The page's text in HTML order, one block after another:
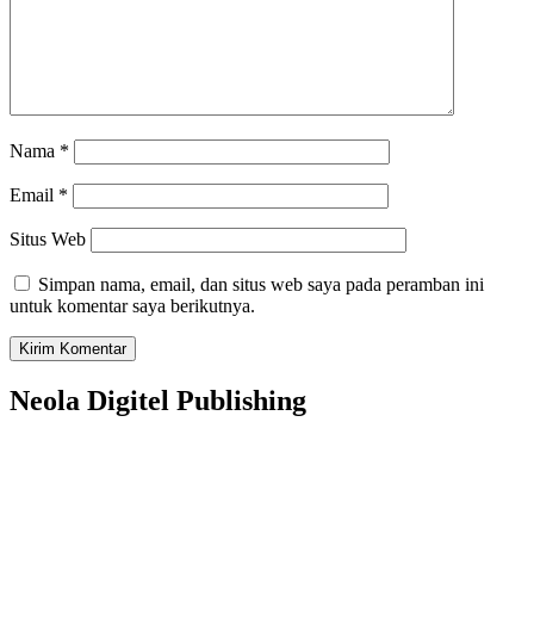
Nama *
Email *
Situs Web
Simpan nama, email, dan situs web saya pada peramban ini
untuk komentar saya berikutnya.
Neola Digitel Publishing